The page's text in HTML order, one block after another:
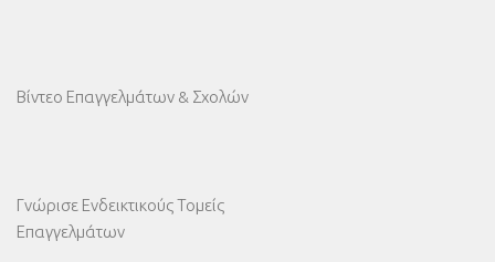
Βίντεο Επαγγελμάτων & Σχολών
Γνώρισε Ενδεικτικούς Τομείς
Επαγγελμάτων